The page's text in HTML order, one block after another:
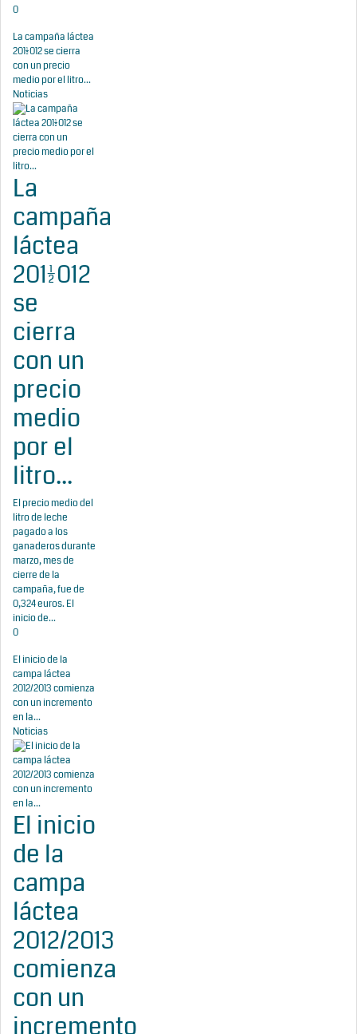
0
La campaña láctea
2011/2012 se cierra
con un precio
medio por el litro...
Noticias
La
campaña
láctea
2011/2012
se
cierra
con un
precio
medio
por el
litro...
El precio medio del
litro de leche
pagado a los
ganaderos durante
marzo, mes de
cierre de la
campaña, fue de
0,324 euros. El
inicio de...
0
El inicio de la
campa láctea
2012/2013 comienza
con un incremento
en la...
Noticias
El inicio
de la
campa
láctea
2012/2013
comienza
con un
incremento